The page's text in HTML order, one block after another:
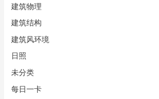
建筑物理
建筑结构
建筑风环境
日照
未分类
每日一卡